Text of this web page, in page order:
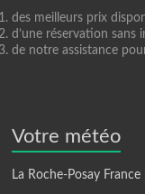
des meilleurs prix
d’une réservation sans
de notre assistance
Votre météo
La Roche-Posay